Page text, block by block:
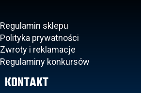
Regulamin sklepu
Polityka prywatności
Zwroty i reklamacje
Regulaminy konkursów
KONTAKT